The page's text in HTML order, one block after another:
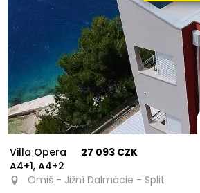
Villa Opera
A4+1, A4+2
27 093 CZK
Omiš - Jižní Dalmácie - Split